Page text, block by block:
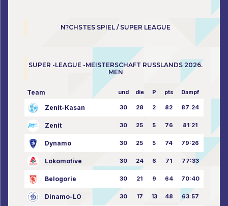
N?CHSTES SPIEL / SUPER LEAGUE
SUPER -LEAGUE -MEISTERSCHAFT RUSSLANDS 2026.
MEN
Team und die P pts Dampf
Zenit-Kasan 30 28 2 82 87:24
Zenit 30 25 5 76 81:21
Dynamo 30 25 5 74 79:26
Lokomotive 30 24 6 71 77:33
Belogorie 30 21 9 64 70:40
Dinamo-LO 30 17 13 48 63:57